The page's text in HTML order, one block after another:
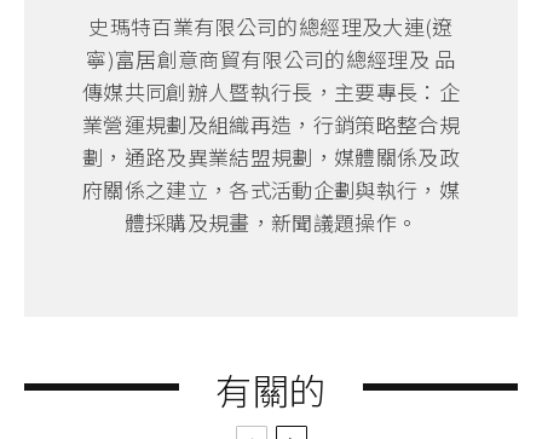
史瑪特百業有限公司的總經理及大連(遼
寧)富居創意商貿有限公司的總經理及 品
傳媒共同創辦人暨執行長，主要專長：企
業營運規劃及組織再造，行銷策略整合規
劃，通路及異業結盟規劃，媒體關係及政
府關係之建立，各式活動企劃與執行，媒
體採購及規畫，新聞議題操作。
有關的